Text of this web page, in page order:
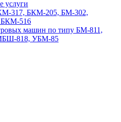
услуги
317, БКМ-205, БМ-302,
516
машин по типу БМ-811,
818, УБМ-85